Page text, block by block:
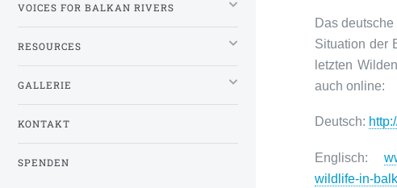
Das
Situation der
letzten
auch online:
Deutsch:
Englisch:
wildlife-in-
VOICES FOR BALKAN RIVERS
RESOURCES
GALLERIE
KONTAKT
SPENDEN